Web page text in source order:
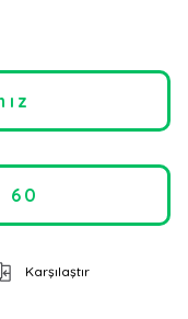
60
Karşılaştır